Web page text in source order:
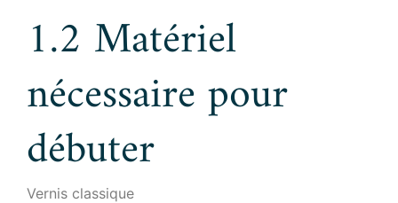
1.2 Matériel
nécessaire pour
débuter
Vernis classique